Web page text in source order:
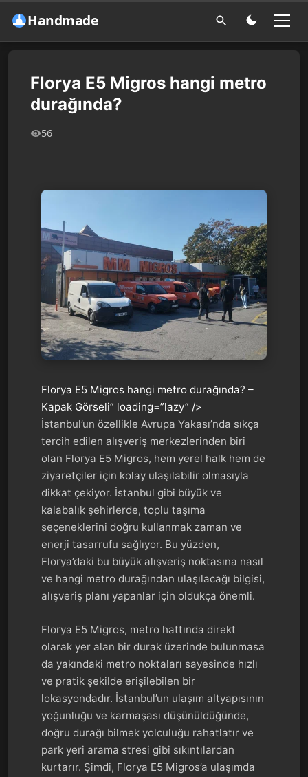
Handmade
Florya E5 Migros hangi metro
durağında?
56
Florya E5 Migros hangi metro durağında? –
Kapak Görseli” loading=”lazy” />
İstanbul’un özellikle Avrupa Yakası’nda sıkça
tercih edilen alışveriş merkezlerinden biri
olan Florya E5 Migros, hem yerel halk hem de
ziyaretçiler için kolay ulaşılabilir olmasıyla
dikkat çekiyor. İstanbul gibi büyük ve
kalabalık şehirlerde, toplu taşıma
seçeneklerini doğru kullanmak zaman ve
enerji tasarrufu sağlıyor. Bu yüzden,
Florya’daki bu büyük alışveriş noktasına nasıl
ve hangi metro durağından ulaşılacağı bilgisi,
alışveriş planı yapanlar için oldukça önemli.
Florya E5 Migros, metro hattında direkt
olarak yer alan bir durak üzerinde bulunmasa
da yakındaki metro noktaları sayesinde hızlı
ve pratik şekilde erişilebilen bir
lokasyondadır. İstanbul’un ulaşım altyapısının
yoğunluğu ve karmaşası düşünüldüğünde,
doğru durağı bilmek yolculuğu rahatlatır ve
park yeri arama stresi gibi sıkıntılardan
kurtarır. Şimdi, Florya E5 Migros’a ulaşımda